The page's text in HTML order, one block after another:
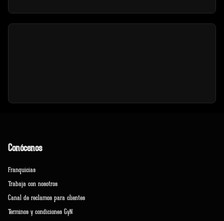
Conócenos
Franquicias
Trabaja con nosotros
Canal de reclamos para clientes
Terminos y condiciones GyN